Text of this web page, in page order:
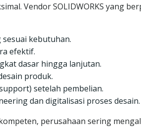
Vendor SOLIDWORKS yang
kebutuhan.
efektif.
dasar hingga lanjutan.
produk.
setelah pembelian.
dan digitalisasi proses desain.
perusahaan sering